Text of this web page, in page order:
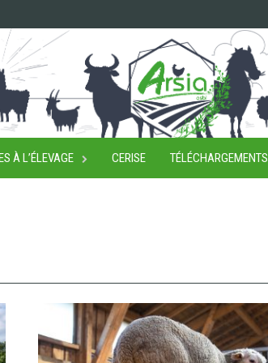
À L’ÉLEVAGE CERISE TÉLÉCHARGEMENTS